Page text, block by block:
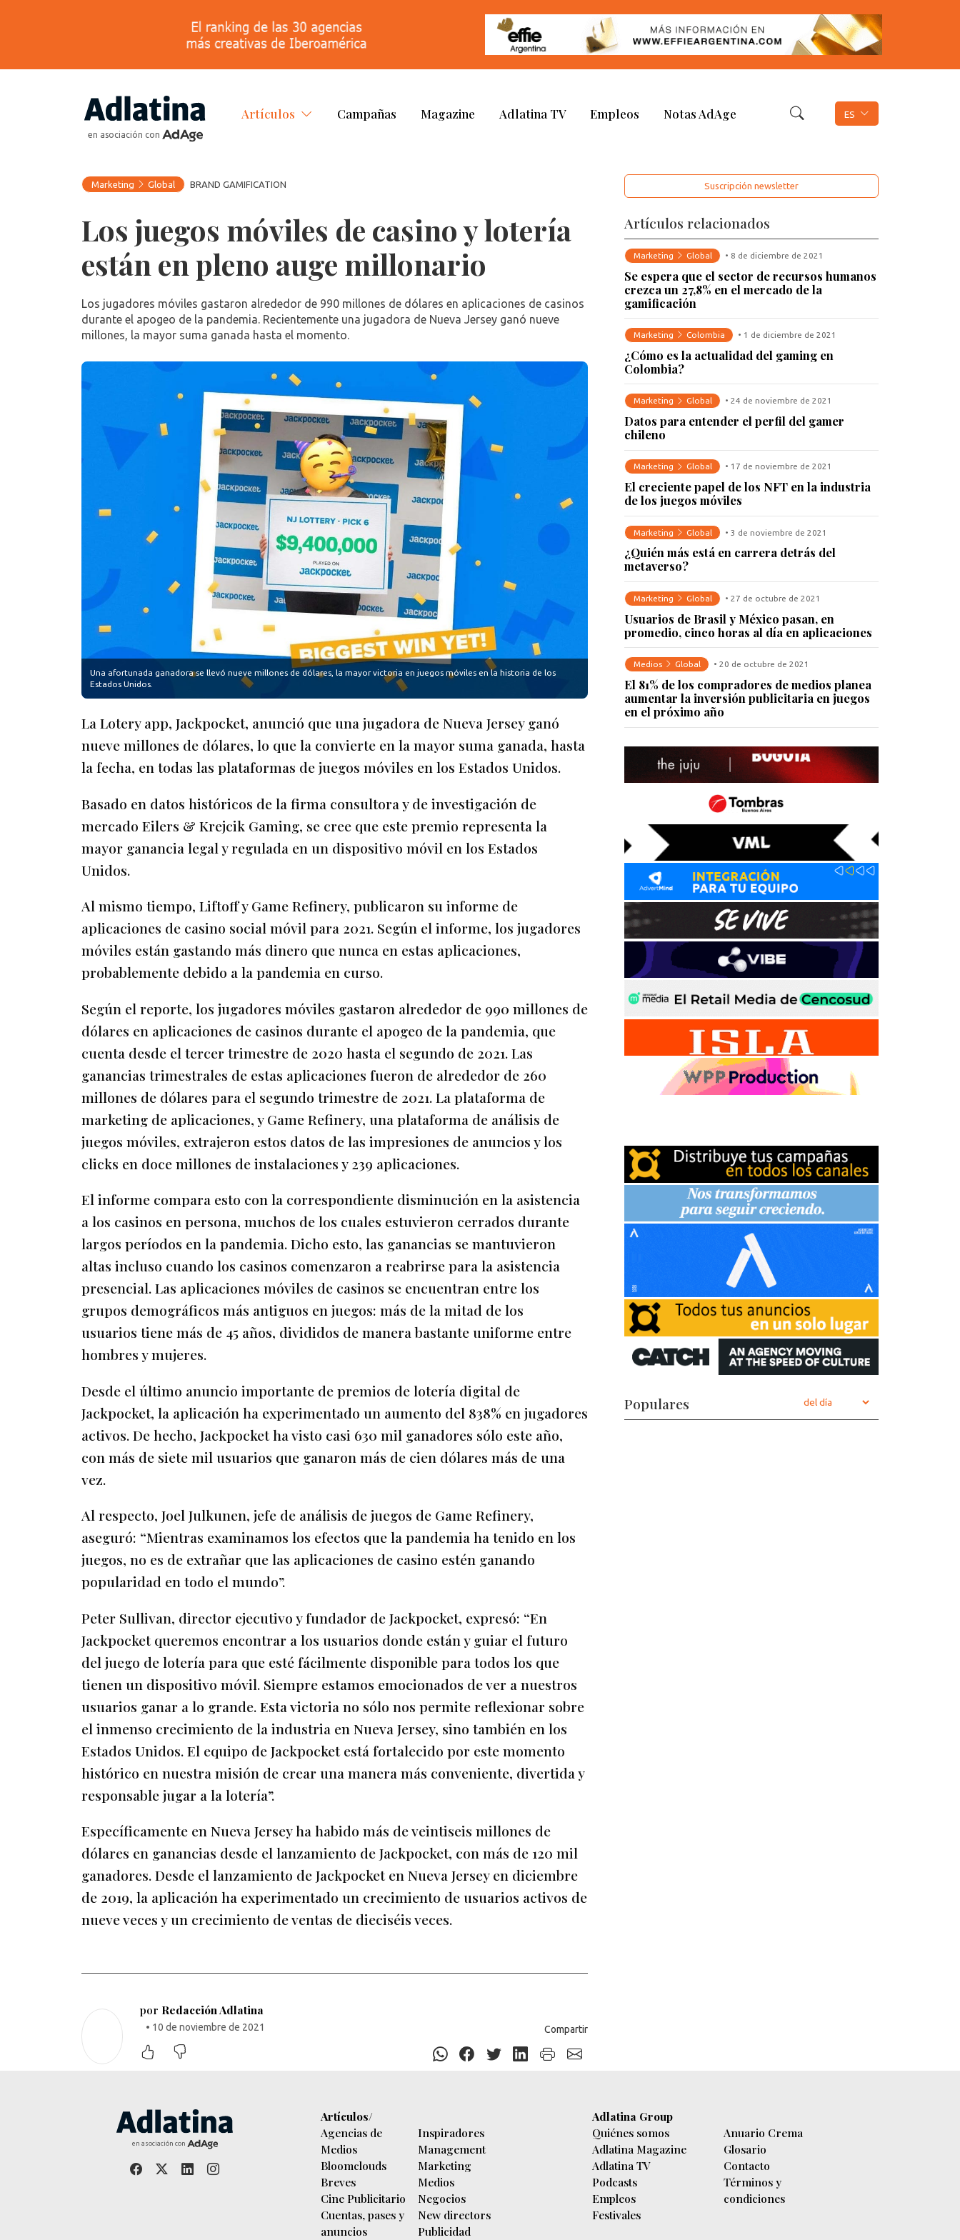
en asociación con
Artículos Campañas Magazine Adlatina TV Empleos Notas AdAge ES
Marketing Global BRAND GAMIFICATION
Los juegos móviles de casino y lotería
están en pleno auge millonario
Los jugadores móviles gastaron alrededor de 990 millones de dólares en aplicaciones de casinos
durante el apogeo de la pandemia. Recientemente una jugadora de Nueva Jersey ganó nueve
millones, la mayor suma ganada hasta el momento.
Una afortunada ganadora se llevó nueve millones de dólares, la mayor victoria en juegos móviles en la historia de los
Estados Unidos.
La Lotery app, Jackpocket, anunció que una jugadora de Nueva Jersey ganó
nueve millones de dólares, lo que la convierte en la mayor suma ganada, hasta
la fecha, en todas las plataformas de juegos móviles en los Estados Unidos.
Basado en datos históricos de la firma consultora y de investigación de
mercado Eilers & Krejcik Gaming, se cree que este premio representa la
mayor ganancia legal y regulada en un dispositivo móvil en los Estados
Unidos.
Al mismo tiempo, Liftoff y Game Refinery, publicaron su informe de
aplicaciones de casino social móvil para 2021. Según el informe, los jugadores
móviles están gastando más dinero que nunca en estas aplicaciones,
probablemente debido a la pandemia en curso.
Según el reporte, los jugadores móviles gastaron alrededor de 990 millones de
dólares en aplicaciones de casinos durante el apogeo de la pandemia, que
cuenta desde el tercer trimestre de 2020 hasta el segundo de 2021. Las
ganancias trimestrales de estas aplicaciones fueron de alrededor de 260
millones de dólares para el segundo trimestre de 2021. La plataforma de
marketing de aplicaciones, y Game Refinery, una plataforma de análisis de
juegos móviles, extrajeron estos datos de las impresiones de anuncios y los
clicks en doce millones de instalaciones y 239 aplicaciones.
El informe compara esto con la correspondiente disminución en la asistencia
a los casinos en persona, muchos de los cuales estuvieron cerrados durante
largos períodos en la pandemia. Dicho esto, las ganancias se mantuvieron
altas incluso cuando los casinos comenzaron a reabrirse para la asistencia
presencial. Las aplicaciones móviles de casinos se encuentran entre los
grupos demográficos más antiguos en juegos: más de la mitad de los
usuarios tiene más de 45 años, divididos de manera bastante uniforme entre
hombres y mujeres.
Desde el último anuncio importante de premios de lotería digital de
Jackpocket, la aplicación ha experimentado un aumento del 838% en jugadores
activos. De hecho, Jackpocket ha visto casi 630 mil ganadores sólo este año,
con más de siete mil usuarios que ganaron más de cien dólares más de una
vez.
Al respecto, Joel Julkunen, jefe de análisis de juegos de Game Refinery,
aseguró: “Mientras examinamos los efectos que la pandemia ha tenido en los
juegos, no es de extrañar que las aplicaciones de casino estén ganando
popularidad en todo el mundo”.
Peter Sullivan, director ejecutivo y fundador de Jackpocket, expresó: “En
Jackpocket queremos encontrar a los usuarios donde están y guiar el futuro
del juego de lotería para que esté fácilmente disponible para todos los que
tienen un dispositivo móvil. Siempre estamos emocionados de ver a nuestros
usuarios ganar a lo grande. Esta victoria no sólo nos permite reflexionar sobre
el inmenso crecimiento de la industria en Nueva Jersey, sino también en los
Estados Unidos. El equipo de Jackpocket está fortalecido por este momento
histórico en nuestra misión de crear una manera más conveniente, divertida y
responsable jugar a la lotería”.
Específicamente en Nueva Jersey ha habido más de veintiseis millones de
dólares en ganancias desde el lanzamiento de Jackpocket, con más de 120 mil
ganadores. Desde el lanzamiento de Jackpocket en Nueva Jersey en diciembre
de 2019, la aplicación ha experimentado un crecimiento de usuarios activos de
nueve veces y un crecimiento de ventas de dieciséis veces.
por Redacción Adlatina
• 10 de noviembre de 2021 Compartir
Suscripción newsletter
Artículos relacionados
Marketing Global • 8 de diciembre de 2021
Se espera que el sector de recursos humanos
crezca un 27,8% en el mercado de la
gamificación
Marketing Colombia • 1 de diciembre de 2021
¿Cómo es la actualidad del gaming en
Colombia?
Marketing Global • 24 de noviembre de 2021
Datos para entender el perfil del gamer
chileno
Marketing Global • 17 de noviembre de 2021
El creciente papel de los NFT en la industria
de los juegos móviles
Marketing Global • 3 de noviembre de 2021
¿Quién más está en carrera detrás del
metaverso?
Marketing Global • 27 de octubre de 2021
Usuarios de Brasil y México pasan, en
promedio, cinco horas al día en aplicaciones
Medios Global • 20 de octubre de 2021
El 81% de los compradores de medios planea
aumentar la inversión publicitaria en juegos
en el próximo año
Populares
en asociación con
Artículos/
Agencias de
Medios
Bloomclouds
Breves
Cine Publicitario
Cuentas, pases y
anuncios
Inspiradores
Management
Marketing
Medios
Negocios
New directors
Publicidad
Adlatina Group
Quiénes somos
Adlatina Magazine
Adlatina TV
Podcasts
Empleos
Festivales
Anuario Crema
Glosario
Contacto
Términos y
condiciones